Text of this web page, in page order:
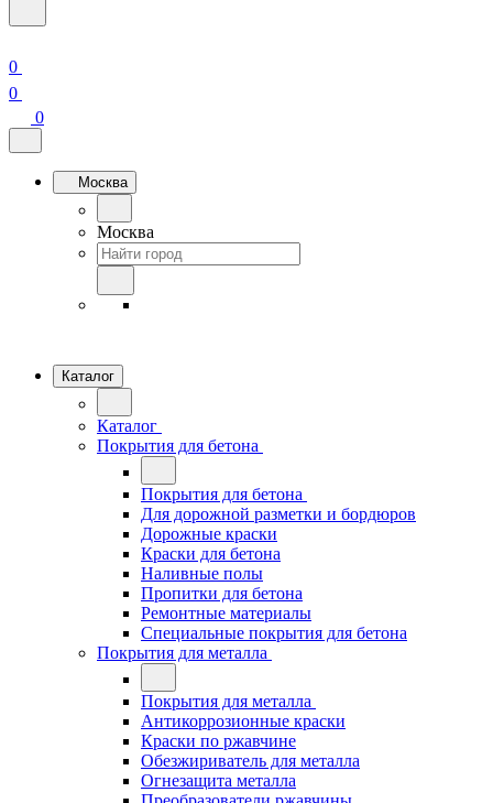
0
0
0
Москва
Москва
Каталог
Каталог
Покрытия для бетона
Покрытия для бетона
Для дорожной разметки и бордюров
Дорожные краски
Краски для бетона
Наливные полы
Пропитки для бетона
Ремонтные материалы
Специальные покрытия для бетона
Покрытия для металла
Покрытия для металла
Антикоррозионные краски
Краски по ржавчине
Обезжириватель для металла
Огнезащита металла